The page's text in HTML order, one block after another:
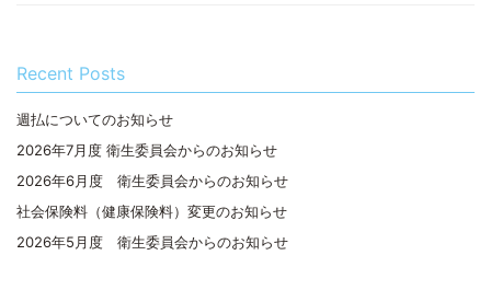
Recent Posts
週払についてのお知らせ
2026年7月度 衛生委員会からのお知らせ
2026年6月度 衛生委員会からのお知らせ
社会保険料（健康保険料）変更のお知らせ
2026年5月度 衛生委員会からのお知らせ